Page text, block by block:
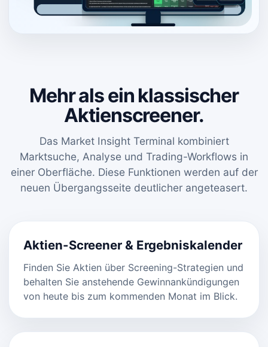
Mehr als ein klassischer
Aktienscreener.
Das Market Insight Terminal kombiniert
Marktsuche, Analyse und Trading-Workflows in
einer Oberfläche. Diese Funktionen werden auf der
neuen Übergangsseite deutlicher angeteasert.
Aktien-Screener & Ergebniskalender
Finden Sie Aktien über Screening-Strategien und
behalten Sie anstehende Gewinnankündigungen
von heute bis zum kommenden Monat im Blick.